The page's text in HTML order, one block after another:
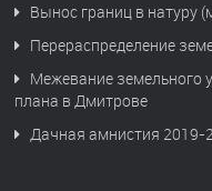
Вынос границ в натуру
Перераспределение
Межевание земельного
плана в Дмитрове
Дачная амнистия 2019-